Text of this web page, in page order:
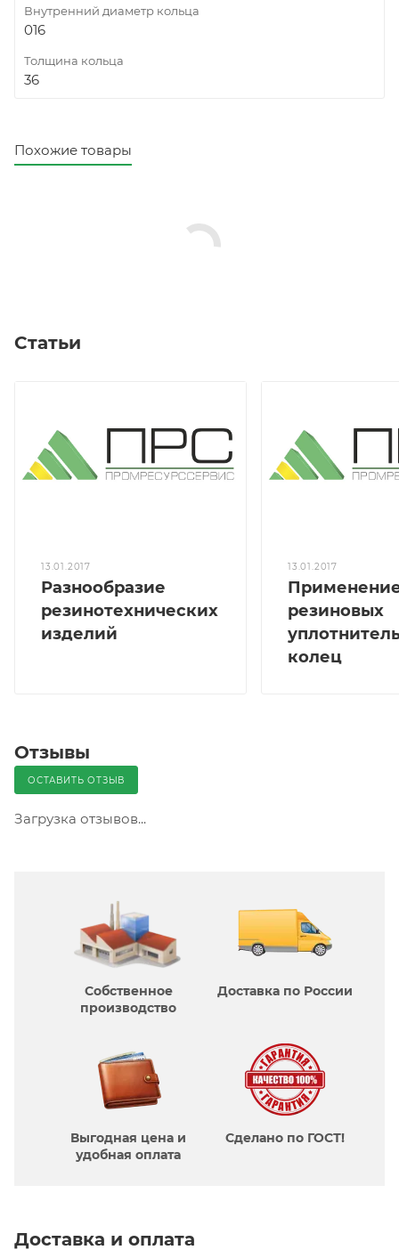
Внутренний диаметр кольца
016
Толщина кольца
36
Похожие товары
Статьи
13.01.2017
Разнообразие
резинотехнических
изделий
13.01.2017
резиновых
колец
Отзывы
ОСТАВИТЬ ОТЗЫВ
Загрузка отзывов...
Собственное
производcтво
Доставка по России
Выгодная цена и
удобная оплата
Сделано по ГОСТ!
Доставка и оплата